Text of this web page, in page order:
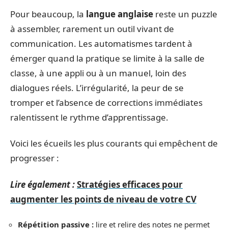
Pour beaucoup, la langue anglaise reste un puzzle
à assembler, rarement un outil vivant de
communication. Les automatismes tardent à
émerger quand la pratique se limite à la salle de
classe, à une appli ou à un manuel, loin des
dialogues réels. L’irrégularité, la peur de se
tromper et l’absence de corrections immédiates
ralentissent le rythme d’apprentissage.
Voici les écueils les plus courants qui empêchent de
progresser :
Lire également :Stratégies efficaces pour
augmenter les points de niveau de votre CV
Répétition passive : lire et relire des notes ne permet